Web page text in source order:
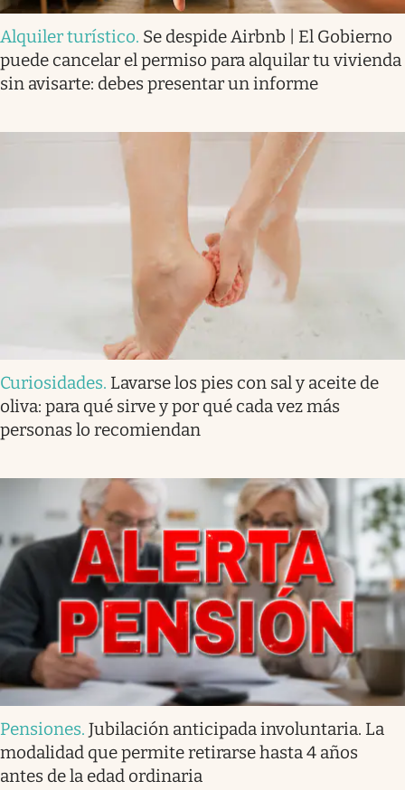
Alquiler turístico. Se despide Airbnb | El Gobierno
puede cancelar el permiso para alquilar tu vivienda
sin avisarte: debes presentar un informe
Curiosidades. Lavarse los pies con sal y aceite de
oliva: para qué sirve y por qué cada vez más
personas lo recomiendan
Pensiones. Jubilación anticipada involuntaria. La
modalidad que permite retirarse hasta 4 años
antes de la edad ordinaria